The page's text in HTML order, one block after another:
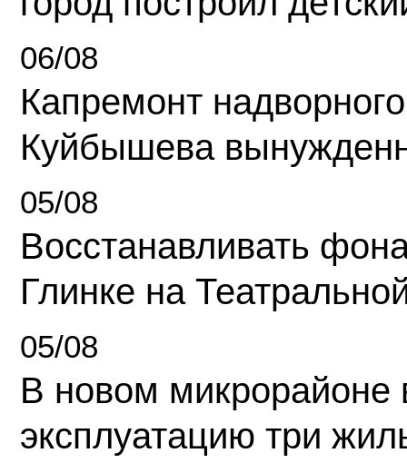
06/08
Капремонт
Куйбышева
05/08
Восстанавливать
Глинке на
05/08
В новом микрорайоне
эксплуатацию три